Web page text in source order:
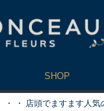
SHOP
・ ・ 店頭でますます人